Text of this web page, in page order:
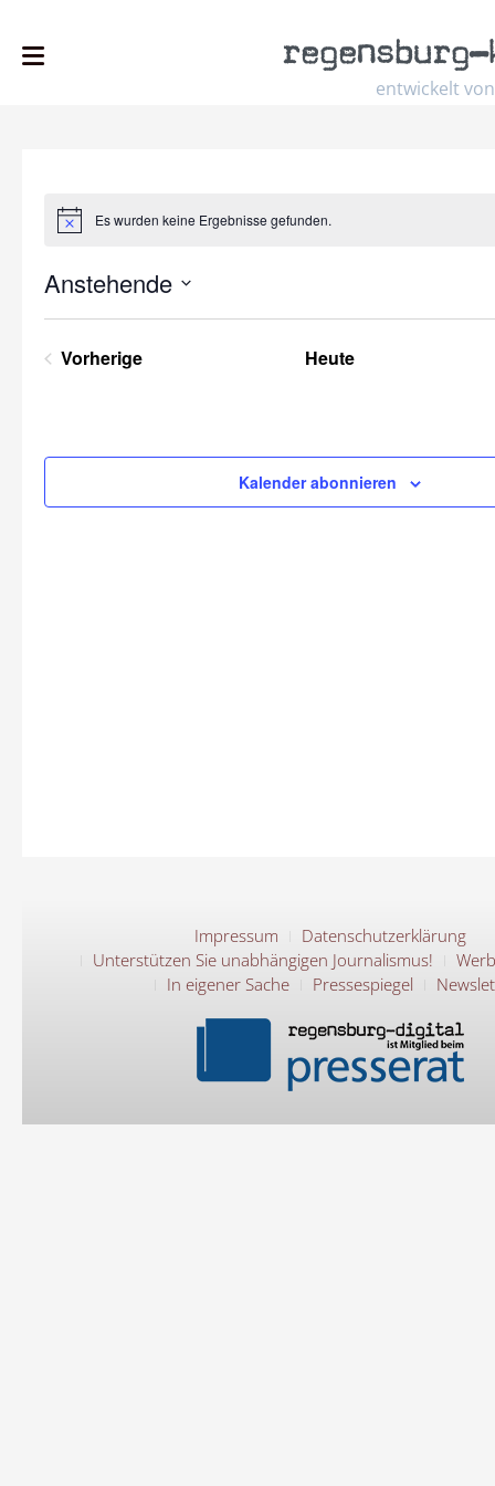
entwickelt von
regensburg–
HinweisEs wurden keine Ergebnisse gefunden.
Anstehende
Datum
Vorherige
Heute
Kalender abonnieren
Impressum
Datenschutzerklärung
Unterstützen Sie unabhängigen Journalismus!
In eigener Sache
Pressespiegel